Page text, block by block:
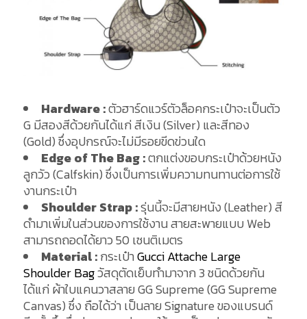
Hardware :ตัวฮาร์ดแวร์ตัวล็อคกระเป๋าจะเป็นตัว
G มีสองสีด้วยกันได้แก่ สีเงิน (Silver) และสีทอง
(Gold) ซึ่งอุปกรณ์จะไม่มีรอยขีดข่วนใด
Edge of The Bag :ตกแต่งขอบกระเป๋าด้วยหนัง
ลูกวัว (Calfskin) ซึ่งเป็นการเพิ่มความทนทานต่อการใช้
งานกระเป๋า
Shoulder Strap :รุ่นนี้จะมีสายหนัง (Leather) สี
ดำมาเพิ่มในส่วนของการใช้งาน สายสะพายแบบ Web
สามารถถอดได้ยาว 50 เซนติเมตร
Material :กระเป๋าGucci Attache Large
Shoulder Bagวัสดุตัดเย็บทำมาจาก 3 ชนิดด้วยกัน
ได้แก่ ผ้าใบแคนวาสลาย GG Supreme (GG Supreme
Canvas) ซึ่ง ถือได้ว่า เป็นลาย Signature ของแบรนด์